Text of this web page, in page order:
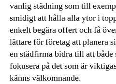
vanlig städning som till
smidigt att hålla alla ytor i
enkelt begära offert och få
lättare för företag att planera
en städfirma bidra till att både
fokusera på det som är
känns välkomnande.